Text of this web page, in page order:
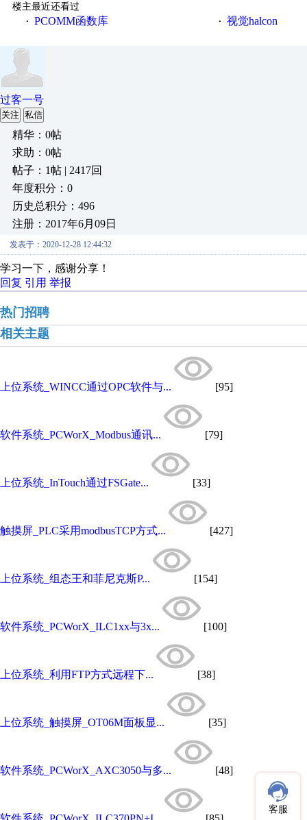
楼主最近还看过
· PCOMM函数库 · 视觉halcon
过客一号
关注 私信
精华：0帖
求助：0帖
帖子：1帖 | 2417回
年度积分：0
历史总积分：496
注册：2017年6月09日
发表于：2020-12-28 12:44:32
学习一下，感谢分享！
回复 引用 举报
热门招聘
相关主题
上位系统_WINCC通过OPC软件与... [95]
软件系统_PCWorX_Modbus通讯... [79]
上位系统_InTouch通过FSGate... [33]
触摸屏_PLC采用modbusTCP方式... [427]
上位系统_组态王和菲尼克斯P... [154]
软件系统_PCWorX_ILC1xx与3x... [100]
上位系统_利用FTP方式远程下... [38]
上位系统_触摸屏_OT06M面板显... [35]
软件系统_PCWorX_AXC3050与多... [48]
客服